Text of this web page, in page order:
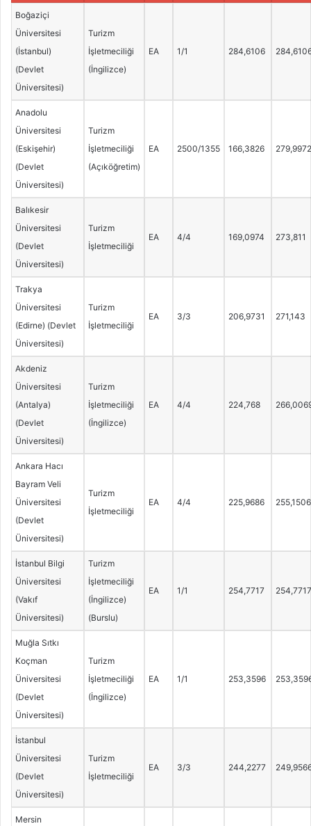
Boğaziçi
Üniversitesi
(İstanbul)
(Devlet
Üniversitesi)
Turizm
İşletmeciliği
(İngilizce)
EA 1/1 284,6106
Anadolu
Üniversitesi
(Eskişehir)
(Devlet
Üniversitesi)
Turizm
İşletmeciliği
(Açıköğretim)
EA 2500/1355 166,3826 279,9972
Balıkesir
Üniversitesi
(Devlet
Üniversitesi)
Turizm
İşletmeciliği
EA 4/4 169,0974 273,811
Trakya
Üniversitesi
(Edirne) (Devlet
Üniversitesi)
Turizm
İşletmeciliği
EA 3/3 206,9731 271,143
Akdeniz
Üniversitesi
(Antalya)
(Devlet
Üniversitesi)
Turizm
İşletmeciliği
(İngilizce)
EA 4/4 224,768
Ankara Hacı
Bayram Veli
Üniversitesi
(Devlet
Üniversitesi)
Turizm
İşletmeciliği
EA 4/4 225,9686 255,1506
İstanbul Bilgi
Üniversitesi
(Vakıf
Üniversitesi)
Turizm
İşletmeciliği
(İngilizce)
(Burslu)
EA 1/1 254,7717 254,7717
Muğla Sıtkı
Koçman
Üniversitesi
(Devlet
Üniversitesi)
Turizm
İşletmeciliği
(İngilizce)
EA 1/1 253,3596
İstanbul
Üniversitesi
(Devlet
Üniversitesi)
Turizm
İşletmeciliği
EA 3/3 244,2277
Mersin